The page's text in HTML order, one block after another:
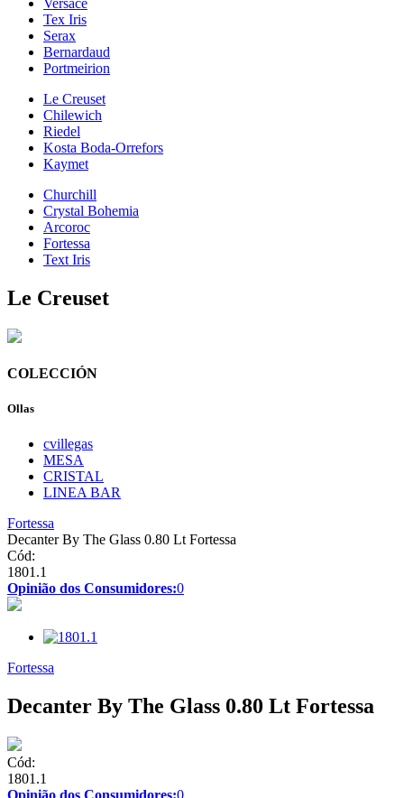
Tex Iris
Serax
Bernardaud
Portmeirion
Le Creuset
Chilewich
Riedel
Kosta Boda-Orrefors
Kaymet
Churchill
Crystal Bohemia
Arcoroc
Fortessa
Text Iris
Le Creuset
COLECCIÓN
Ollas
cvillegas
MESA
CRISTAL
LINEA BAR
Fortessa
Decanter By The Glass 0.80 Lt Fortessa
Cód:
1801.1
Opinião dos Consumidores:0
Fortessa
Decanter By The Glass 0.80 Lt Fortessa
Cód:
1801.1
Opinião dos Consumidores:0